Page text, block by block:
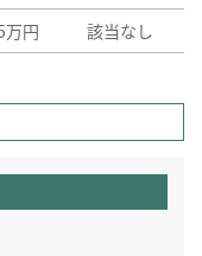
万円 該当なし